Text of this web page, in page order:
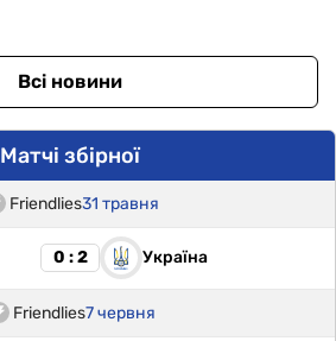
Всі новини
Матчі збірної
Friendlies31 травня
0 : 2 Україна
Friendlies7 червня